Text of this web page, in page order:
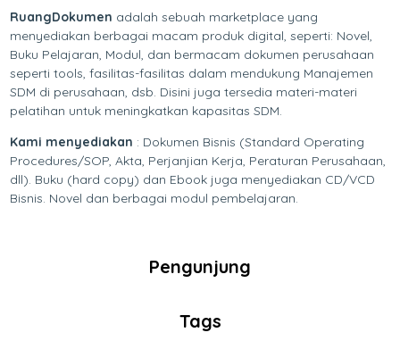
RuangDokumen adalah sebuah marketplace yang
menyediakan berbagai macam produk digital, seperti: Novel,
Buku Pelajaran, Modul, dan bermacam dokumen perusahaan
seperti tools, fasilitas-fasilitas dalam mendukung Manajemen
SDM di perusahaan, dsb. Disini juga tersedia materi-materi
pelatihan untuk meningkatkan kapasitas SDM.
Kami menyediakan : Dokumen Bisnis (Standard Operating
Procedures/SOP, Akta, Perjanjian Kerja, Peraturan Perusahaan,
dll). Buku (hard copy) dan Ebook juga menyediakan CD/VCD
Bisnis. Novel dan berbagai modul pembelajaran.
Pengunjung
Tags